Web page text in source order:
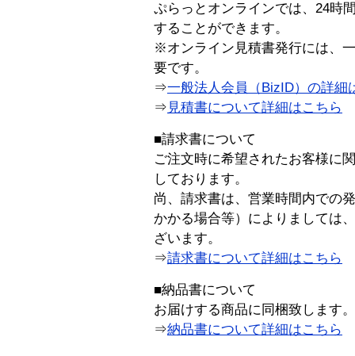
ぷらっとオンラインでは、24時
することができます。
※オンライン見積書発行には、
要です。
⇒一般法人会員（BizID）の詳細
⇒ 見積書について詳細はこちら
■請求書について
ご注文時に希望されたお客様に
しております。
尚、請求書は、営業時間内での
かかる場合等）によりましては
ざいます。
⇒請求書について詳細はこちら
■納品書について
お届けする商品に同梱致します。
⇒納品書について詳細はこちら